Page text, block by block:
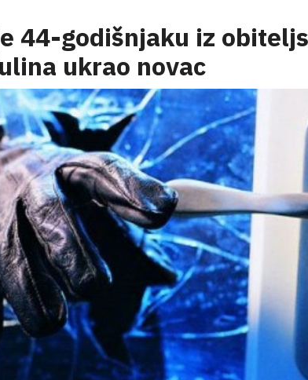
44-godišnjaku iz
ukrao novac